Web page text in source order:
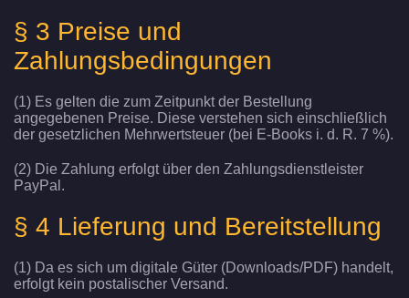
§ 3 Preise und
Zahlungsbedingungen
(1) Es gelten die zum Zeitpunkt der Bestellung
angegebenen Preise. Diese verstehen sich einschließlich
der gesetzlichen Mehrwertsteuer (bei E-Books i. d. R. 7 %).
(2) Die Zahlung erfolgt über den Zahlungsdienstleister
PayPal.
§ 4 Lieferung und Bereitstellung
(1) Da es sich um digitale Güter (Downloads/PDF) handelt,
erfolgt kein postalischer Versand.